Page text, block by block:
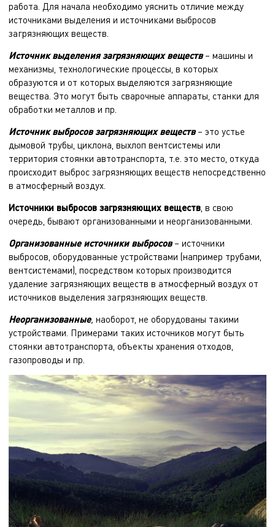
работа. Для начала необходимо уяснить отличие между
источниками выделения и источниками выбросов
загрязняющих веществ.
Источник выделения загрязняющих веществ– машины и
механизмы, технологические процессы, в которых
образуются и от которых выделяются загрязняющие
вещества. Это могут быть сварочные аппараты, станки для
обработки металлов и пр.
Источник выбросов загрязняющих веществ– это устье
дымовой трубы, циклона, выхлоп вентсистемы или
территория стоянки автотранспорта, т.е. это место, откуда
происходит выброс загрязняющих веществ непосредственно
в атмосферный воздух.
Источники выбросов загрязняющих веществ , в свою
очередь, бывают организованными и неорганизованными.
Организованные источники выбросов– источники
выбросов, оборудованные устройствами (например трубами,
вентсистемами), посредством которых производится
удаление загрязняющих веществ в атмосферный воздух от
источников выделения загрязняющих веществ.
Неорганизованные, наоборот, не оборудованы такими
устройствами. Примерами таких источников могут быть
стоянки автотранспорта, объекты хранения отходов,
газопроводы и пр.